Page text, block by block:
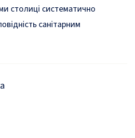
столиці систематично
санітарним